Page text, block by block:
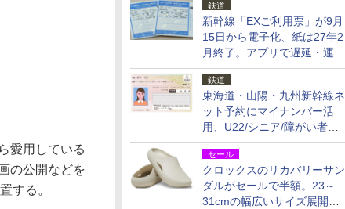
鉄道
新幹線「EXご利用票」が9月
15日から電子化、紙は27年2
月終了。アプリで遅延・運休
も確認可能に
鉄道
東海道・山陽・九州新幹線ネ
ット予約にマイナンバー活
用、U22/シニア/障がい者割
を9月15日から発売
セール
クロックスのリカバリーサン
ダルがセールで半額。23～
31cmの幅広いサイズ展開、
愛用している
の公開などを
する。